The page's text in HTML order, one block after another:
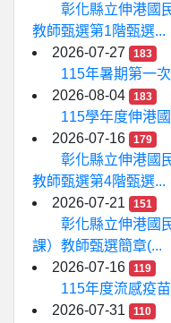
彰化縣立伸港國
教師甄選第1階甄選...
2026-07-27
183
115年暑期第一
2026-08-04
183
115學年度伸港
2026-07-16
179
彰化縣立伸港國
教師甄選第4階甄選...
2026-07-21
151
彰化縣立伸港國
課）教師甄選簡章(...
2026-07-16
119
115年度流感疫
2026-07-31
110